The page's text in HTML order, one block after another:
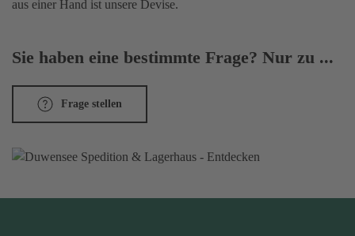
aus einer Hand ist unsere Devise.
Sie haben eine bestimmte Frage? Nur zu ...
Frage stellen